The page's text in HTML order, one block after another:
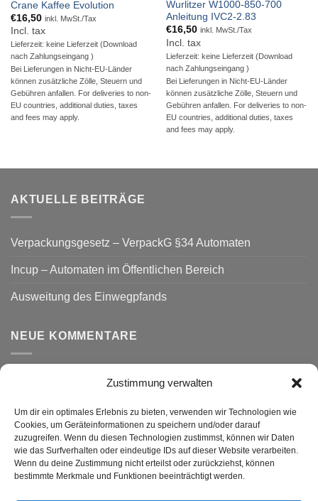
Zustimmung verwalten
Um dir ein optimales Erlebnis zu bieten, verwenden wir Technologien wie
Cookies, um Geräteinformationen zu speichern und/oder darauf
zuzugreifen. Wenn du diesen Technologien zustimmst, können wir Daten
wie das Surfverhalten oder eindeutige IDs auf dieser Website verarbeiten.
Wenn du deine Zustimmung nicht erteilst oder zurückziehst, können
bestimmte Merkmale und Funktionen beeinträchtigt werden.
Crane Kaffee Evolution
€16,50 inkl. MwSt./Tax
Incl. tax
Lieferzeit: keine Lieferzeit (Download
nach Zahlungseingang )
Bei Lieferungen in Nicht-EU-Länder
können zusätzliche Zölle, Steuern und
Gebühren anfallen. For deliveries to non-
EU countries, additional duties, taxes
and fees may apply.
Wurlitzer W1000-850-700
Anleitung IVC2-2.83
€16,50 inkl. MwSt./Tax
Incl. tax
Lieferzeit: keine Lieferzeit (Download
nach Zahlungseingang )
Bei Lieferungen in Nicht-EU-Länder
können zusätzliche Zölle, Steuern und
Gebühren anfallen. For deliveries to non-
EU countries, additional duties, taxes
and fees may apply.
AKTUELLE BEITRÄGE
Verpackungsgesetz – VerpackG §34 Automaten
Incup – Automaten im Öffentlichen Bereich
Ausweitung des Einwegpfands
NEUE KOMMENTARE